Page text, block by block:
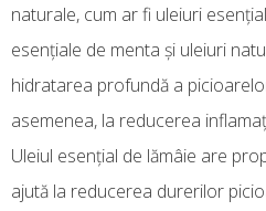
naturale, cum ar fi uleiuri
esențiale de menta și uleiuri
hidratarea profundă a
asemenea, la reducerea
Uleiul esențial de lămâie are
ajută la reducerea durerilor